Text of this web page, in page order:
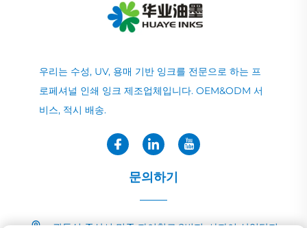
우리는 수성, UV, 용매 기반 잉크를 전문으로 하는 프
로페셔널 인쇄 잉크 제조업체입니다. OEM&ODM 서
비스, 적시 배송.
문의하기